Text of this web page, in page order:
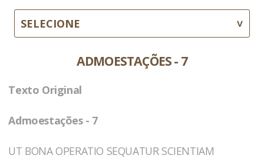
SELECIONE
ADMOESTAÇÕES - 7
Texto Original
Admoestações - 7
UT BONA OPERATIO SEQUATUR SCIENTIAM